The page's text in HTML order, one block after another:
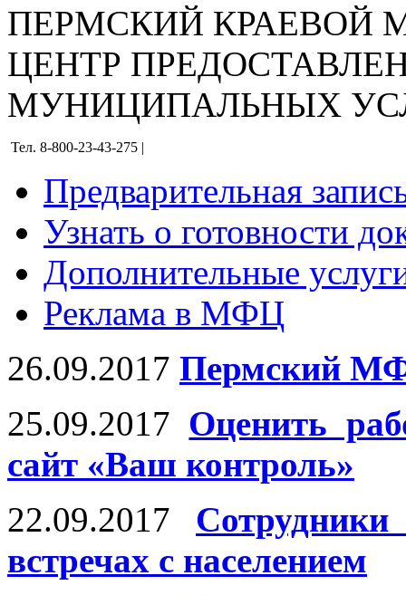
ПЕРМСКИЙ КРАЕВОЙ
ЦЕНТР
МУНИЦИПАЛЬНЫХ
Тел. 8-800-23-43-275 |
Предварительная
Узнать о готовности
Дополнительные
Реклама в МФЦ
26.09.2017 Пермский
25.09.2017 Оценить
сайт «Ваш контроль»
22.09.2017
встречах с населением